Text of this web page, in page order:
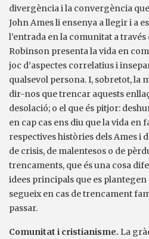
divergència i la convergència
John Ames li ensenya a llegir i a
l’entrada en la comunitat a
Robinson presenta la vida en
joc d’aspectes correlatius i
qualsevol persona. I, sobretot, la
dir-nos que trencar aquests
desolació; o el que és pitjor:
en cap cas ens diu que la vida en
respectives històries dels Ames i
de crisis, de malentesos o de
trencaments, que és una cosa
idees principals que es plantegen
segueix en cas de trencament
passar.
Comunitat i cristianisme. La